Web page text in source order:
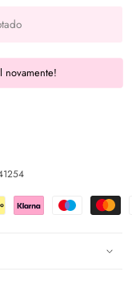
novamente!